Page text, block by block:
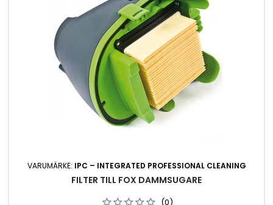
VARUMÄRKE: IPC – INTEGRATED PROFESSIONAL CLEANING
FILTER TILL FOX DAMMSUGARE
(0)